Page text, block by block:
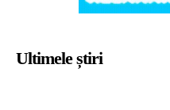
Ultimele știri